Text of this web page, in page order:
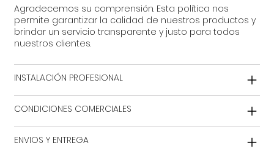
Agradecemos su comprensión. Esta política nos
permite garantizar la calidad de nuestros productos y
brindar un servicio transparente y justo para todos
nuestros clientes.
INSTALACIÓN PROFESIONAL
CONDICIONES COMERCIALES
ENVIOS Y ENTREGA